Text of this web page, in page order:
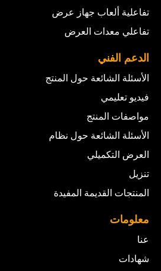
تفاعلية ألعاب جهاز عرض
تفاعلي معدات العرض
الدعم الفني
الأسئلة الشائعة حول المنتج
فيديو تعليمي
مواصفات المنتج
الأسئلة الشائعة حول نظام
العرض التكميلي
تنزيل
المنتجات القديمة المفيدة
معلومات
عنا
شهادات